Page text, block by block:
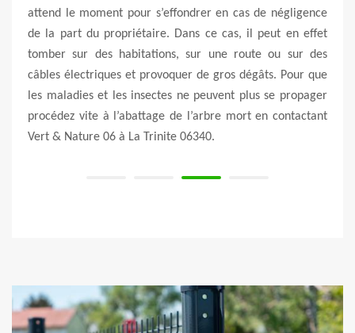
cas de négligence
il peut en effet
route ou sur des
dégâts. Pour que
plus se propager
mort en contactant
nouvel projet après les travaux de
Notre service de suppression d’arbre vous
plus d’espace libre. Nous vous promettons de
une prestation très satisfaisante, rapide et
aucun risque. Alors, faite-nous confiance et
une très bonne prestation adaptée à votre